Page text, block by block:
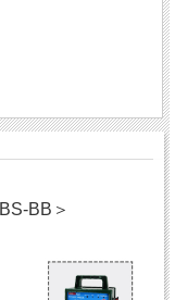
BB＞